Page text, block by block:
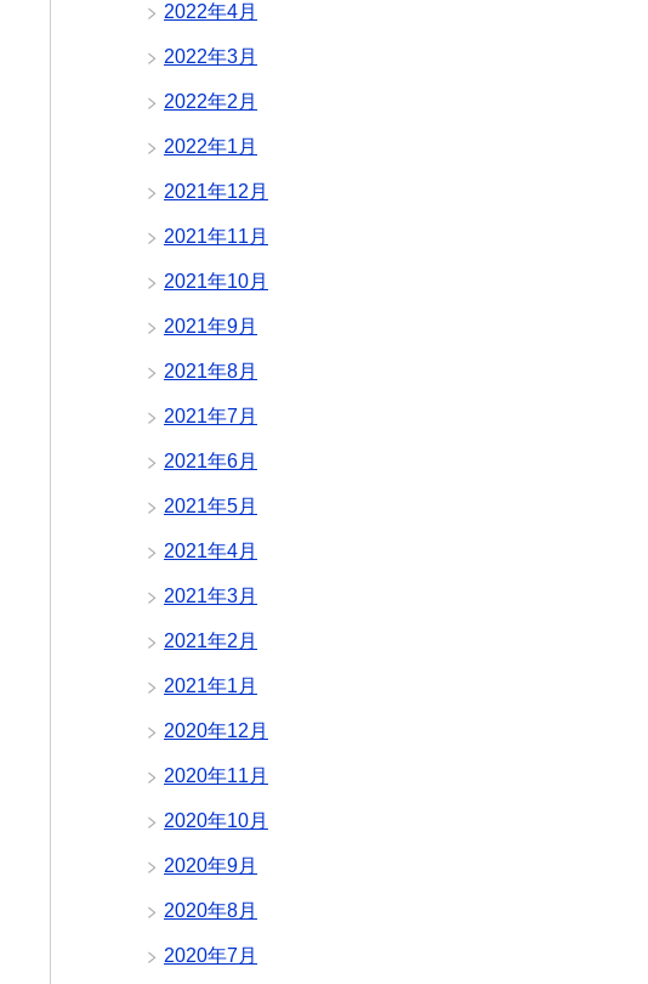
2022年4月
2022年3月
2022年2月
2022年1月
2021年12月
2021年11月
2021年10月
2021年9月
2021年8月
2021年7月
2021年6月
2021年5月
2021年4月
2021年3月
2021年2月
2021年1月
2020年12月
2020年11月
2020年10月
2020年9月
2020年8月
2020年7月